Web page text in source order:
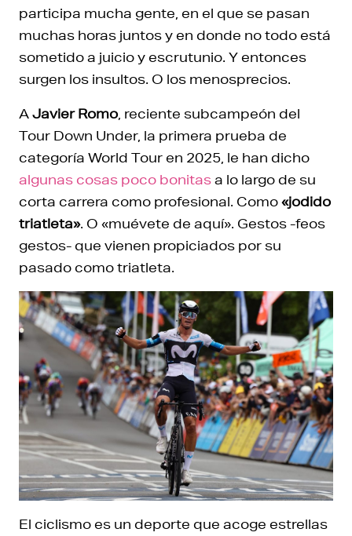
participa mucha gente, en el que se pasan
muchas horas juntos y en donde no todo está
sometido a juicio y escrutunio. Y entonces
surgen los insultos. O los menosprecios.
AJavier Romo , reciente subcampeón del
Tour Down Under, la primera prueba de
categoría World Tour en 2025, le han dicho
algunas cosas poco bonitasa lo largo de su
corta carrera como profesional. Como«jodido
triatleta». O «muévete de aquí». Gestos -feos
gestos- que vienen propiciados por su
pasado como triatleta.
El ciclismo es un deporte que acoge estrellas